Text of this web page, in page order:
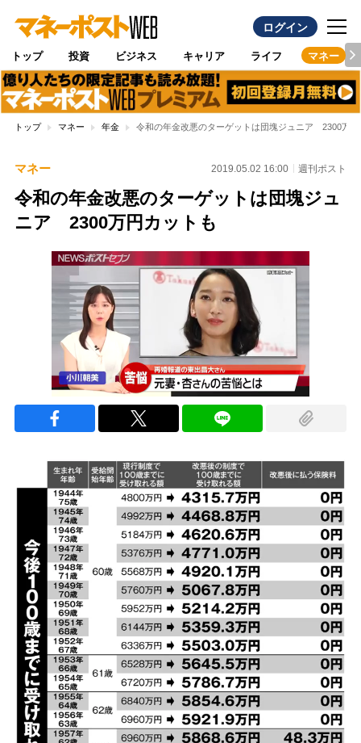
ログイン
トップ 投資 ビジネス キャリア ライフ マネー
トップ マネー 年金 令和の年金改悪のターゲットは団塊ジュニア 2300万円
マネー 2019.05.02 16:00 週刊ポスト
令和の年金改悪のターゲットは団塊ジュ
ニア 2300万円カットも